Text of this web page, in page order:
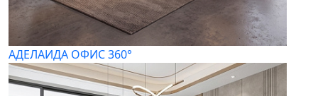
АДЕЛАИДА ОФИС 360°